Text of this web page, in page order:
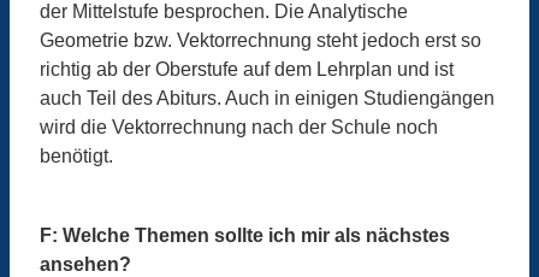
der Mittelstufe besprochen. Die Analytische
Geometrie bzw. Vektorrechnung steht jedoch erst so
richtig ab der Oberstufe auf dem Lehrplan und ist
auch Teil des Abiturs. Auch in einigen Studiengängen
wird die Vektorrechnung nach der Schule noch
benötigt.
F: Welche Themen sollte ich mir als nächstes
ansehen?